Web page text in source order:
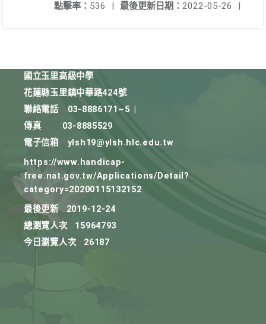
最後更新日期： 2022-05-26 |
點擊率： 536 |
國立玉里高級中學
花蓮縣玉里鎮中華路424號
聯絡電話
03-8886171~5
傳真
03-8885529
電子信箱
ylsh19@ylsh.hlc.edu.tw
https://www.handicap-
free.nat.gov.tw/Applications/Detail?
category=20200115132152
最後更新
2019-12-24
總瀏覽人次
15964793
今日瀏覽人次
26187